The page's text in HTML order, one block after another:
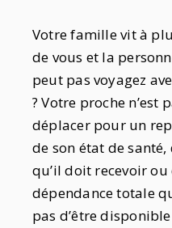
Votre famille vit à
de vous et la
peut pas voyagez
? Votre proche n’est
déplacer pour un
de son état de
qu’il doit recevoir ou
dépendance totale
pas d’être